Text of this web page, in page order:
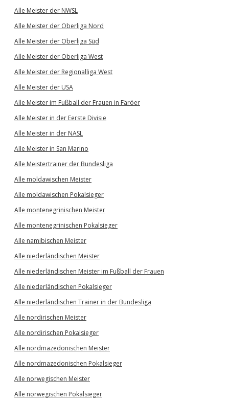
Alle Meister der NWSL
Alle Meister der Oberliga Nord
Alle Meister der Oberliga Süd
Alle Meister der Oberliga West
Alle Meister der Regionalliga West
Alle Meister der USA
Alle Meister im Fußball der Frauen in Färöer
Alle Meister in der Eerste Divisie
Alle Meister in der NASL
Alle Meister in San Marino
Alle Meistertrainer der Bundesliga
Alle moldawischen Meister
Alle moldawischen Pokalsieger
Alle montenegrinischen Meister
Alle montenegrinischen Pokalsieger
Alle namibischen Meister
Alle niederländischen Meister
Alle niederländischen Meister im Fußball der Frauen
Alle niederländischen Pokalsieger
Alle niederländischen Trainer in der Bundesliga
Alle nordirischen Meister
Alle nordirischen Pokalsieger
Alle nordmazedonischen Meister
Alle nordmazedonischen Pokalsieger
Alle norwegischen Meister
Alle norwegischen Pokalsieger